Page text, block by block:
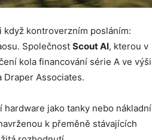
kontroverzním posláním:
Společnost Scout AI, kterou v
kola financování série A ve výši
Associates.
hardware jako tanky nebo nákladní
k přeměně stávajících